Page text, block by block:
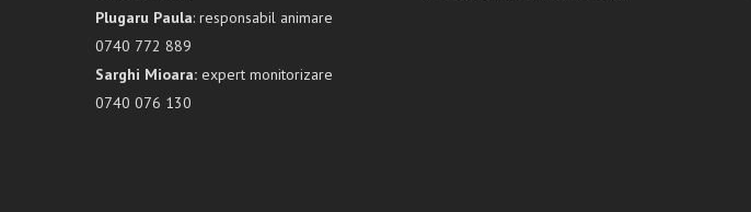
Plugaru Paula: responsabil animare
0740 772 889
Sarghi Mioara: expert monitorizare
0740 076 130